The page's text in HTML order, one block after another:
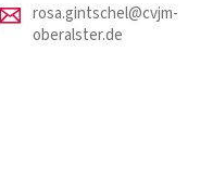
rosa.gintschel@cvjm-
oberalster.de